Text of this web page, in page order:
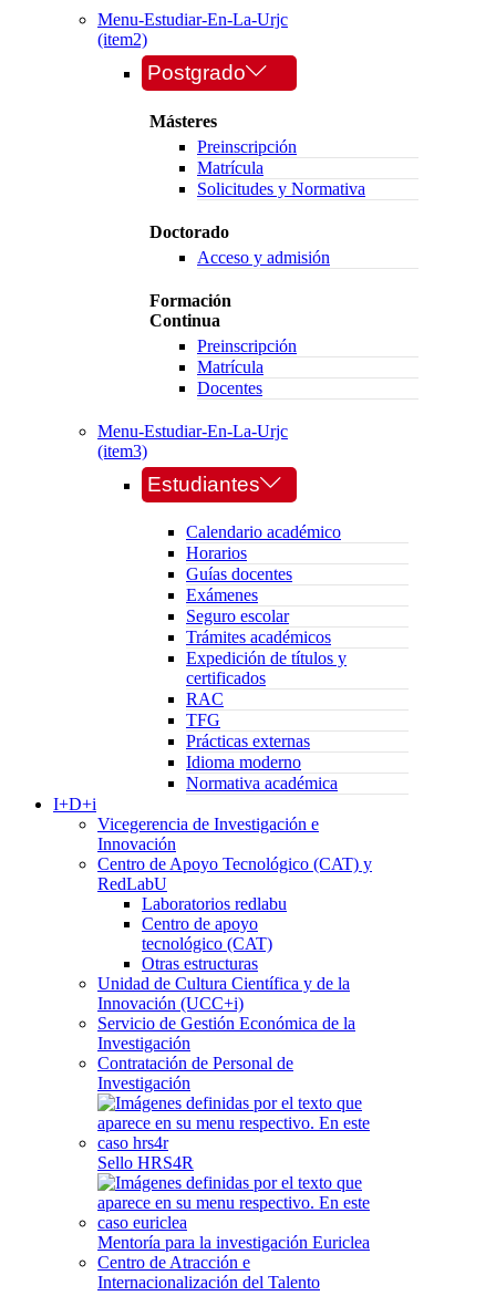
Menu-Estudiar-En-La-Urjc
(item2)
Postgrado
Másteres
Preinscripción
Matrícula
Solicitudes y Normativa
Doctorado
Acceso y admisión
Formación
Continua
Preinscripción
Matrícula
Docentes
Menu-Estudiar-En-La-Urjc
(item3)
Estudiantes
Calendario académico
Horarios
Guías docentes
Exámenes
Seguro escolar
Trámites académicos
Expedición de títulos y
certificados
RAC
TFG
Prácticas externas
Idioma moderno
Normativa académica
I+D+i
Vicegerencia de Investigación e
Innovación
Centro de Apoyo Tecnológico (CAT) y
RedLabU
Laboratorios redlabu
Centro de apoyo
tecnológico (CAT)
Otras estructuras
Unidad de Cultura Científica y de la
Innovación (UCC+i)
Servicio de Gestión Económica de la
Investigación
Contratación de Personal de
Investigación
Sello HRS4R
Mentoría para la investigación Euriclea
Centro de Atracción e
Internacionalización del Talento